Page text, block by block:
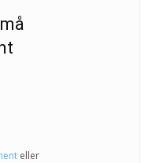
eller